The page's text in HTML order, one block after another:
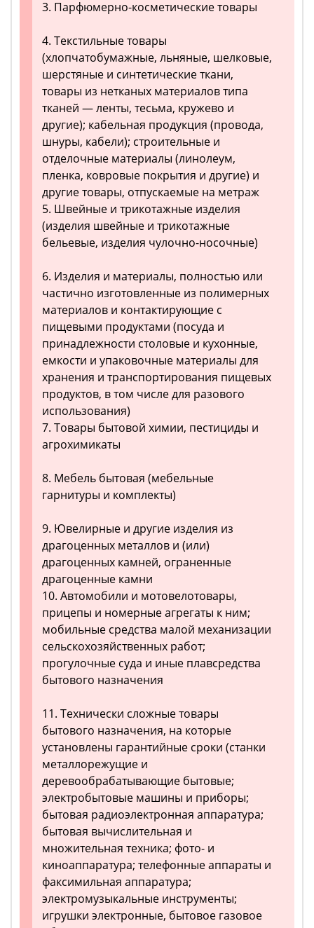
3. Парфюмерно-косметические товары
4. Текстильные товары
(хлопчатобумажные, льняные, шелковые,
шерстяные и синтетические ткани,
товары из нетканых материалов типа
тканей — ленты, тесьма, кружево и
другие); кабельная продукция (провода,
шнуры, кабели); строительные и
отделочные материалы (линолеум,
пленка, ковровые покрытия и другие) и
другие товары, отпускаемые на метраж
5. Швейные и трикотажные изделия
(изделия швейные и трикотажные
бельевые, изделия чулочно-носочные)
6. Изделия и материалы, полностью или
частично изготовленные из полимерных
материалов и контактирующие с
пищевыми продуктами (посуда и
принадлежности столовые и кухонные,
емкости и упаковочные материалы для
хранения и транспортирования пищевых
продуктов, в том числе для разового
использования)
7. Товары бытовой химии, пестициды и
агрохимикаты
8. Мебель бытовая (мебельные
гарнитуры и комплекты)
9. Ювелирные и другие изделия из
драгоценных металлов и (или)
драгоценных камней, ограненные
драгоценные камни
10. Автомобили и мотовелотовары,
прицепы и номерные агрегаты к ним;
мобильные средства малой механизации
сельскохозяйственных работ;
прогулочные суда и иные плавсредства
бытового назначения
11. Технически сложные товары
бытового назначения, на которые
установлены гарантийные сроки (станки
металлорежущие и
деревообрабатывающие бытовые;
электробытовые машины и приборы;
бытовая радиоэлектронная аппаратура;
бытовая вычислительная и
множительная техника; фото- и
киноаппаратура; телефонные аппараты и
факсимильная аппаратура;
электромузыкальные инструменты;
игрушки электронные, бытовое газовое